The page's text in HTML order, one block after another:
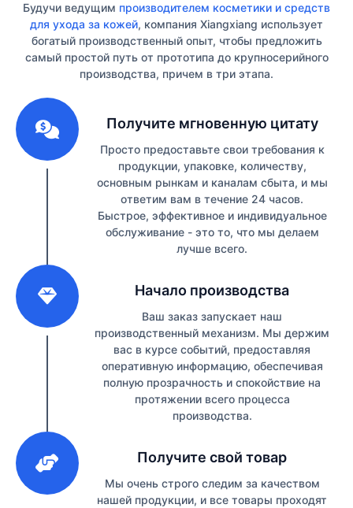
Будучи ведущим производителем косметики и средств
для ухода за кожей, компания Xiangxiang использует
богатый производственный опыт, чтобы предложить
самый простой путь от прототипа до крупносерийного
производства, причем в три этапа.
Получите мгновенную цитату
Просто предоставьте свои требования к
продукции, упаковке, количеству,
основным рынкам и каналам сбыта, и мы
ответим вам в течение 24 часов.
Быстрое, эффективное и индивидуальное
обслуживание - это то, что мы делаем
лучше всего.
Начало производства
Ваш заказ запускает наш
производственный механизм. Мы держим
вас в курсе событий, предоставляя
оперативную информацию, обеспечивая
полную прозрачность и спокойствие на
протяжении всего процесса
производства.
Получите свой товар
Мы очень строго следим за качеством
нашей продукции, и все товары проходят